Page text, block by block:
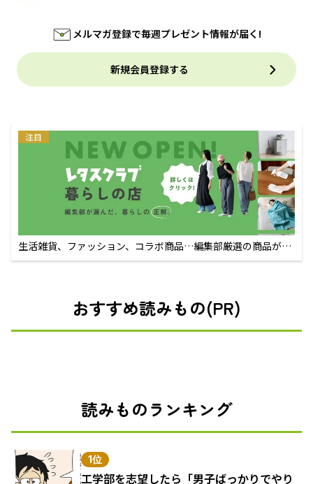
メルマガ登録で毎週プレゼント情報が届く!
新規会員登録する
注目
生活雑貨、ファッション、コラボ商品…編集部厳選の商品が買
えるECサイト
おすすめ読みもの(PR)
読みものランキング
1位
工学部を志望したら「男子ばっかりでやり